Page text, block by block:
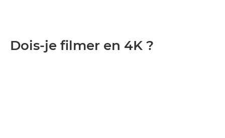
Dois-je filmer en 4K ?